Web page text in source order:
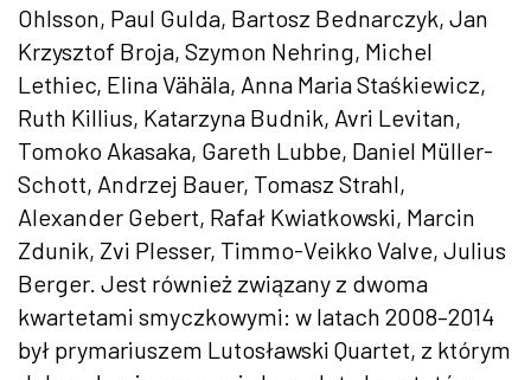
Ohlsson, Paul Gulda, Bartosz Bednarczyk, Jan
Krzysztof Broja, Szymon Nehring, Michel
Lethiec, Elina Vähäla, Anna Maria Staśkiewicz,
Ruth Killius, Katarzyna Budnik, Avri Levitan,
Tomoko Akasaka, Gareth Lubbe, Daniel Müller-
Schott, Andrzej Bauer, Tomasz Strahl,
Alexander Gebert, Rafał Kwiatkowski, Marcin
Zdunik, Zvi Plesser, Timmo-Veikko Valve, Julius
Berger. Jest również związany z dwoma
kwartetami smyczkowymi: w latach 2008–2014
był prymariuszem Lutosławski Quartet, z którym